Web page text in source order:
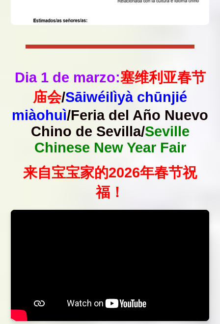
Dia 1 de marzo:塞维利亚春节
庙会/Sāiwéilìyà chūnjié
miàohuì/Feria del Año Nuevo
Chino de Sevilla/Seville
Chinese New Year Fair
来自宝宝家的2026年春节祝
福！